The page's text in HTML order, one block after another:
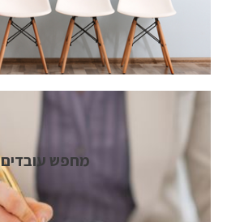
מחפש עובדים